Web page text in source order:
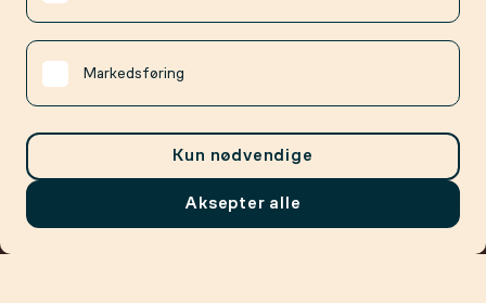
Meny
Markedsføring
Kun nødvendige
Aksepter alle